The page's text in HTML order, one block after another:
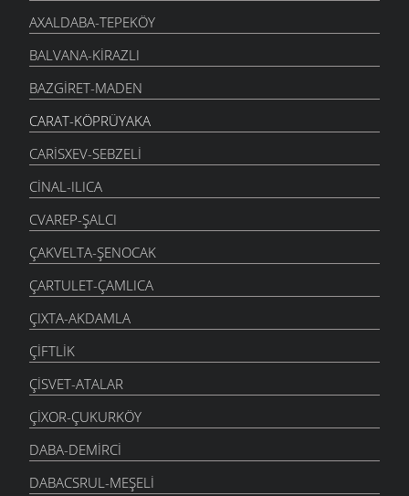
AXALDABA-TEPEKÖY
BALVANA-KIRAZLI
BAZGIRET-MADEN
CARAT-KÖPRÜYAKA
CARISXEV-SEBZELI
CINAL-ILICA
CVAREP-ŞALCI
ÇAKVELTA-ŞENOCAK
ÇARTULET-ÇAMLICA
ÇIXTA-AKDAMLA
ÇIFTLIK
ÇISVET-ATALAR
ÇIXOR-ÇUKURKÖY
DABA-DEMIRCI
DABACSRUL-MEŞELI